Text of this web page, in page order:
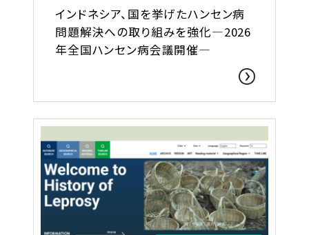
インドネシア、国を挙げたハンセン病
問題解決への取り組みを強化―2026
年全国ハンセン病会議開催―